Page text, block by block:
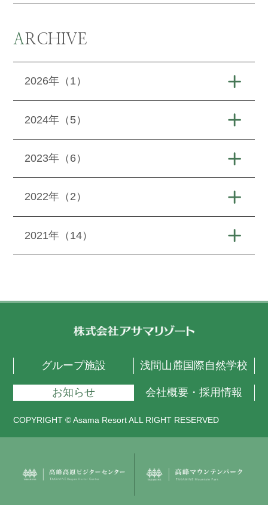
ARCHIVE
2026年（1）
2024年（5）
2023年（6）
2022年（2）
2021年（14）
グループ施設 浅間山麓国際自然学校
お知らせ 会社概要・採用情報
COPYRIGHT © Asama Resort ALL RIGHT RESERVED